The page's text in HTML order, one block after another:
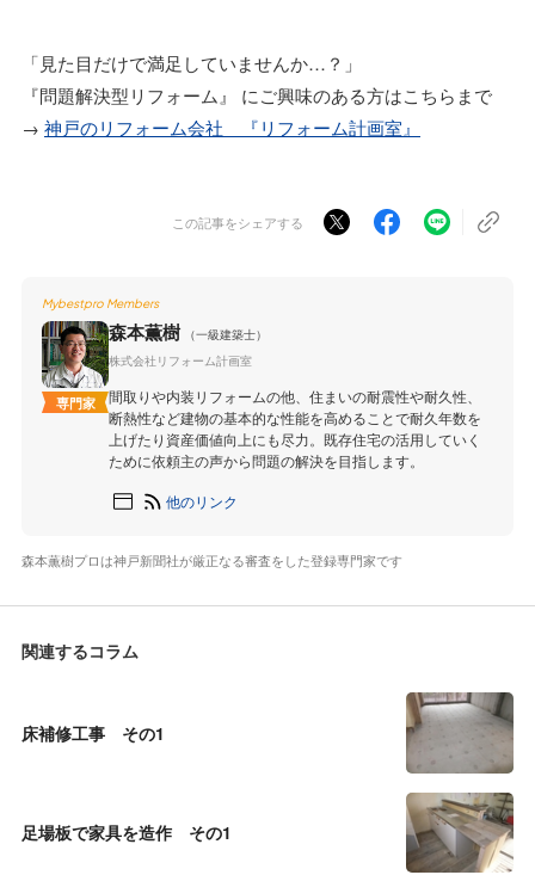
「見た目だけで満足していませんか…？」
『問題解決型リフォーム』 にご興味のある方はこちらまで
→ 神戸のリフォーム会社 『リフォーム計画室』
この記事をシェアする
Mybestpro Members
専門家
森本薫樹
（一級建築士）
株式会社リフォーム計画室
間取りや内装リフォームの他、住まいの耐震性や耐久性、
断熱性など建物の基本的な性能を高めることで耐久年数を
上げたり資産価値向上にも尽力。既存住宅の活用していく
ために依頼主の声から問題の解決を目指します。
他のリンク
森本薫樹プロは神戸新聞社が厳正なる審査をした登録専門家です
関連するコラム
床補修工事 その1
足場板で家具を造作 その1